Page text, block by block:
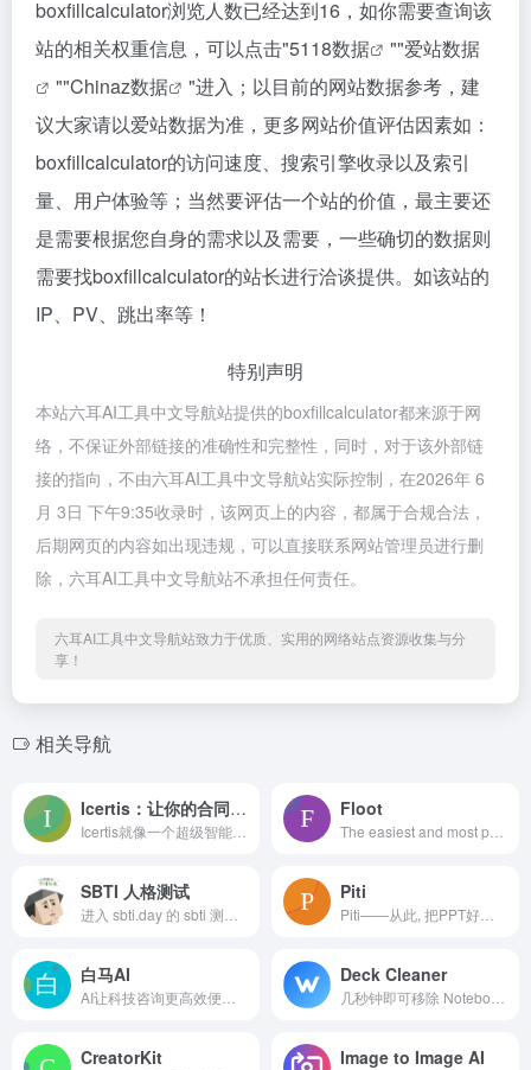
boxfillcalculator浏览人数已经达到16，如你需要查询该
站的相关权重信息，可以点击"5118数据 ""爱站数据
""Chinaz数据
"进入；以目前的网站数据参考，建
议大家请以爱站数据为准，更多网站价值评估因素如：
boxfillcalculator的访问速度、搜索引擎收录以及索引
量、用户体验等；当然要评估一个站的价值，最主要还
是需要根据您自身的需求以及需要，一些确切的数据则
需要找boxfillcalculator的站长进行洽谈提供。如该站的
IP、PV、跳出率等！
特别声明
本站六耳AI工具中文导航站提供的boxfillcalculator都来源于网
络，不保证外部链接的准确性和完整性，同时，对于该外部链
接的指向，不由六耳AI工具中文导航站实际控制，在2026年 6
月 3日 下午9:35收录时，该网页上的内容，都属于合规合法，
后期网页的内容如出现违规，可以直接联系网站管理员进行删
除，六耳AI工具中文导航站不承担任何责任。
六耳AI工具中文导航站致力于优质、实用的网络站点资源收集与分
享！
相关导航
Icertis：让你的合同管理更智能 Floot
SBTI 人格测试 Piti
白马AI Deck Cleaner
CreatorKit Image to Image AI